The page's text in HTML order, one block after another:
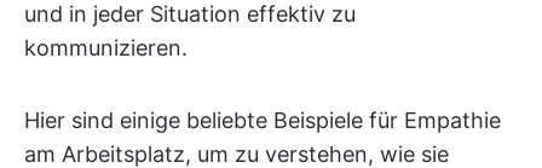
und in jeder Situation effektiv zu
kommunizieren.
Hier sind einige beliebte Beispiele für Empathie
am Arbeitsplatz, um zu verstehen, wie sie